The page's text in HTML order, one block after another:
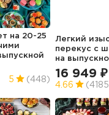
на 20-25
5 (448)
Легкий
перекус с
на
16 949 ₽
4.66